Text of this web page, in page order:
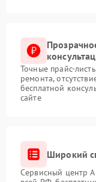
Точные прайс-
ремонта,
бесплатной
сайте
Широкий
Сервисный центр